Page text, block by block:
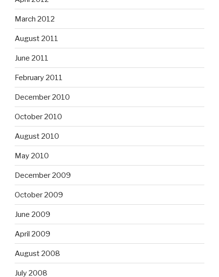
March 2012
August 2011
June 2011
February 2011
December 2010
October 2010
August 2010
May 2010
December 2009
October 2009
June 2009
April 2009
August 2008
July 2008